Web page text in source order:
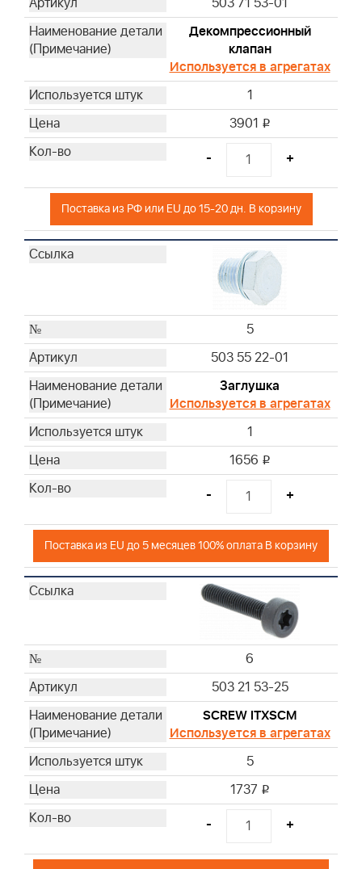
Декомпрессионный
клапан
Используется в агрегатах
1
3901 i
- +
Поставка из РФ или EU до 15-20 дн. В корзину
5
503 55 22-01
Заглушка
Используется в агрегатах
1
1656 i
- +
Поставка из EU до 5 месяцев 100% оплата В корзину
6
503 21 53-25
SCREW ITXSCM
Используется в агрегатах
5
1737 i
- +